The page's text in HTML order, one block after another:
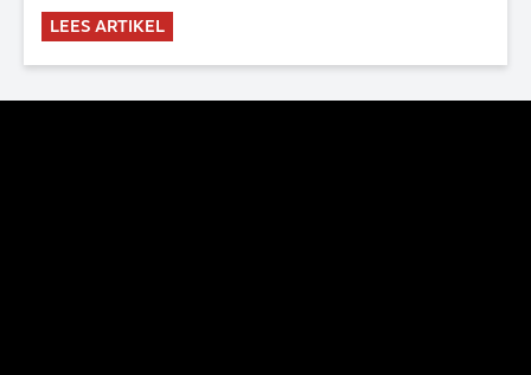
van de GKv en NGK actief en kreeg van de
synode van Deventer in 2023 de opdracht om
belijdenis en bij te dragen aan de verlevendiging
LEES ARTIKEL